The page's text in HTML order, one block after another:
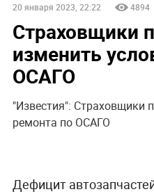
20 января 2023, 22:22 4894
Страховщики
изменить
ОСАГО
"Известия": Страховщики
ремонта по ОСАГО
Дефицит